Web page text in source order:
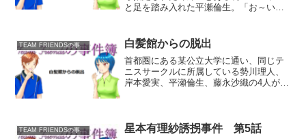
と足を踏み入れた平瀬倫生。「お～い！
ろ！ 返事をしろ！！」倫生が大声を上げ
ると、奥から二人...
TEAM FRIENDSの事件簿 白髪館からの脱出
首都圏にある某公立大学に通い、同じテ
ニスサークルに所属している勢川理人、
岸本愛実、平瀬倫生、藤永沙織の4人が普
た。元警察庁キャリア官...
TEAM FRIENDSの事件簿 星本有理紗誘拐事件 第5話